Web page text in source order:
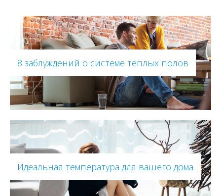
8 заблуждений о системе теплых полов
Идеальная температура для вашего дома